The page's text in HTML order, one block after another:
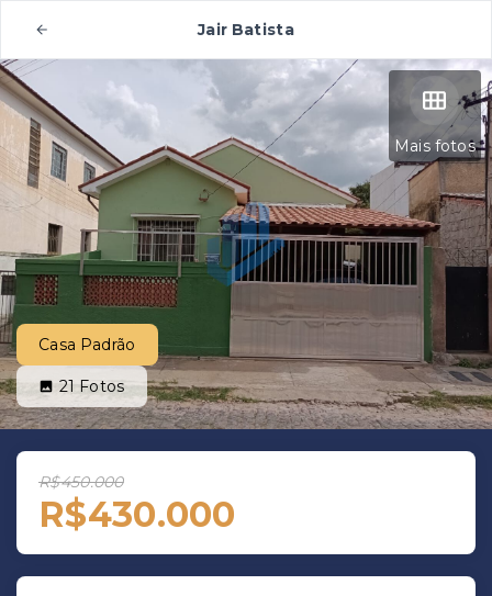
Jair Batista
Mais fotos
Casa Padrão
21Fotos
R$450.000
R$430.000